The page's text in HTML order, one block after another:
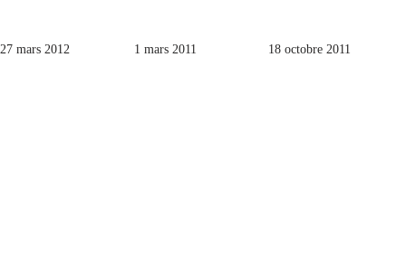
27 mars 2012 1 mars 2011 18 octobre 2011